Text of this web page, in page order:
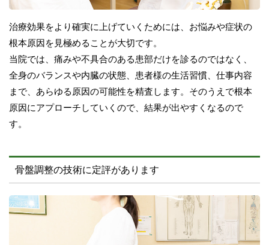
治療効果をより確実に上げていくためには、お悩みや症状の
根本原因を見極めることが大切です。
当院では、痛みや不具合のある患部だけを診るのではなく、
全身のバランスや内臓の状態、患者様の生活習慣、仕事内容
まで、あらゆる原因の可能性を精査します。そのうえで根本
原因にアプローチしていくので、結果が出やすくなるので
す。
骨盤調整の技術に定評があります